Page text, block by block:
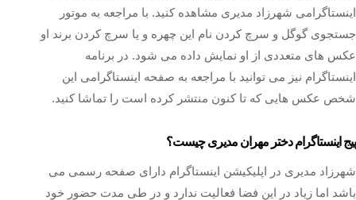
اینستاگرامی شهرزاد مدیری مشاهده کنید. با مراجعه به موتور
جستجوی گوگل و سرچ کردن نام این چهره و یا سرچ کردن برند او
عکس های متعددی از او نمایش داده می شود. در برنامه
اینستاگرام نیز می توانید با مراجعه به صفحه اینستاگرامی این
شخص عکس هایی که تا کنون منتشر کرده است را تماشا کنید.
پیج اینستاگرام دختر مهران مدیری چیست؟
شهرزاد مدیری در اپلیکیشن اینستاگرام دارای صفحه رسمی می
باشد اما زیاد در این فضا فعالیت ندارد و در طی مدت حضور خود